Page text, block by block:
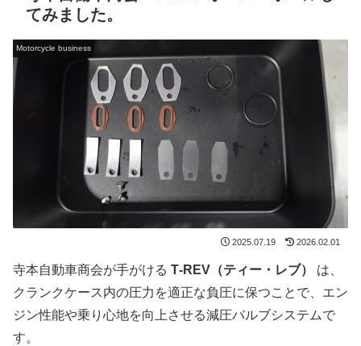
てみました。
Motorcycle business
2025.07.19 2026.02.01
寺本自動車商会が手がける T‑REV（ティー・レブ）
は、
クランクケース内の圧力を適正な負圧に保つことで、エン
ジン性能や乗り心地を向上させる減圧バルブシステムで
す。